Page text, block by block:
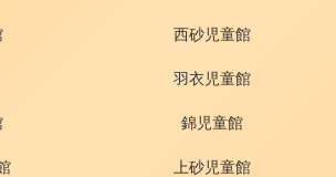
西砂児童館
羽衣児童館
錦児童館
上砂児童館